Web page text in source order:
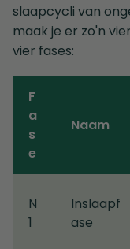
slaapcycli van
maak je er zo'n
vier fases:
F
a
s
e
Naam
N
1
Inslaapf
ase